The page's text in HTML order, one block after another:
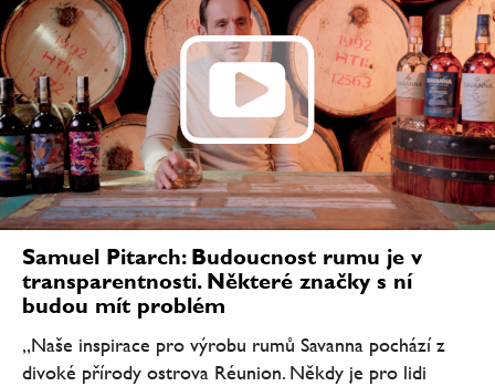
Samuel Pitarch: Budoucnost rumu je v
transparentnosti. Některé značky s ní
budou mít problém
„Naše inspirace pro výrobu rumů Savanna pochází z
divoké přírody ostrova Réunion. Někdy je pro lidi